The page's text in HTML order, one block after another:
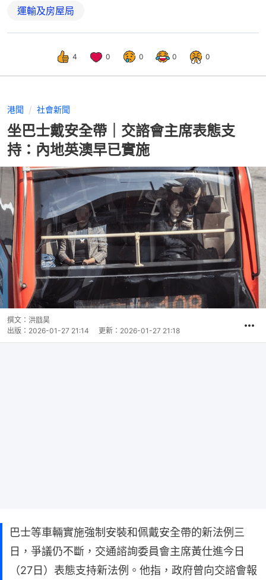
運輸及房屋局
4 0 0 0 0
港聞 社會新聞
坐巴士戴安全帶｜交諮會主席表態支
持：內地英澳早已實施
撰文： 洪戩昊
出版： 2026-01-27 21:14 更新： 2026-01-27 21:18
巴士等車輛實施強制安裝和佩戴安全帶的新法例三
日，爭議仍不斷，交通諮詢委員會主席黃仕進今日
（27日）表態支持新法例。他指，政府曾向交諮會報